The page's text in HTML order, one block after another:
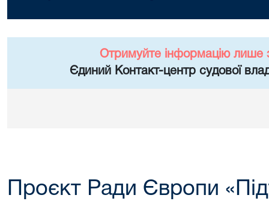
Отримуйте інформацію лише
Єдиний Контакт-центр судової
Проєкт Ради Європи